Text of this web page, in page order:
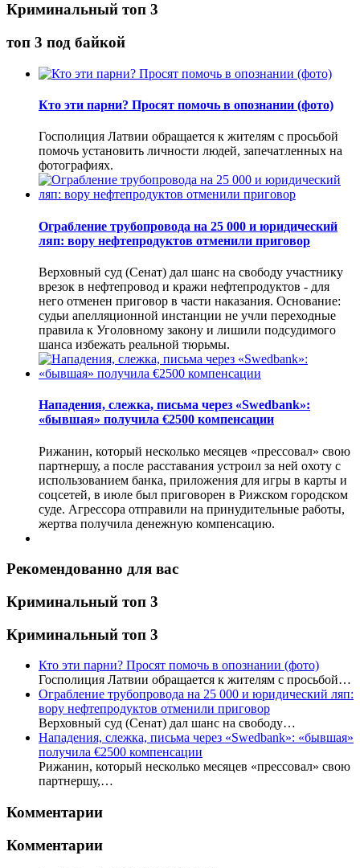
Криминальный топ 3
топ 3 под байкой
Кто эти парни? Просят помочь в опознании (фото)
Госполиция Латвии обращается к жителям с просьбой
помочь установить личности людей, запечатленных на
фотографиях.
Ограбление трубопровода на 25 000 и юридический
ляп: вору нефтепродуктов отменили приговор
Верховный суд (Сенат) дал шанс на свободу участнику
врезок в нефтепровод и кражи нефтепродуктов - для
него отменен приговор в части наказания. Основание:
судьи апелляционной инстанции не учли переходные
правила к Уголовному закону и лишили подсудимого
шанса избежать реальной тюрьмы.
Нападения, слежка, письма через «Swedbank»:
«бывшая» получила €2500 компенсации
Рижанин, который несколько месяцев «прессовал» свою
партнершу, а после расставания устроил за ней охоту с
использованием банка, приложения для игры в карты и
соцсетей, в июле был приговорен в Рижском городском
суде. Агрессора отправили на принудительные работы,
жертва получила денежную компенсацию.
Рекомендованно для вас
Криминальный топ 3
Криминальный топ 3
Кто эти парни? Просят помочь в опознании (фото)
Госполиция Латвии обращается к жителям с просьбой…
Ограбление трубопровода на 25 000 и юридический ляп:
вору нефтепродуктов отменили приговор
Верховный суд (Сенат) дал шанс на свободу…
Нападения, слежка, письма через «Swedbank»: «бывшая»
получила €2500 компенсации
Рижанин, который несколько месяцев «прессовал» свою
партнершу,…
Комментарии
Комментарии